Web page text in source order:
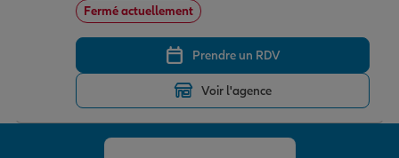
Fermé actuellement
Prendre un RDV
Voir l'agence